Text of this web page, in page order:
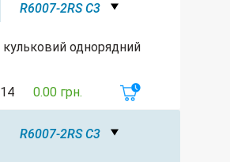
R6007-2RS C3
однорядний
14 0.00 грн.
R6007-2RS C3